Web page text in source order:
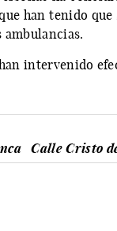
han tenido
ambulancias.
intervenido
Calle Cristo